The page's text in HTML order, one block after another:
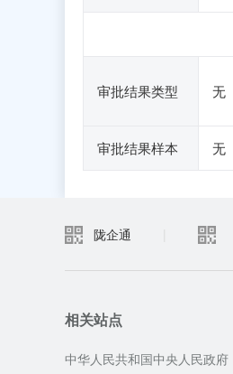
审批结果类型 无
审批结果样本 无
陇企通
相关站点
中华人民共和国中央人民政府